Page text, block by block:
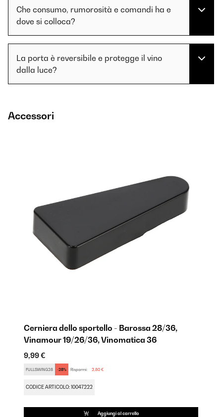
Che consumo, rumorosità e comandi ha e
dove si colloca?
La porta è reversibile e protegge il vino
dalla luce?
Accessori
Cerniera dello sportello - Barossa 28/36,
Vinamour 19/26/36, Vinomatica 36
9,99 €
FULLSWING28 -28% Risparmi: 2,80 €
CODICE ARTICOLO: 10047222
Aggiungi al carrello